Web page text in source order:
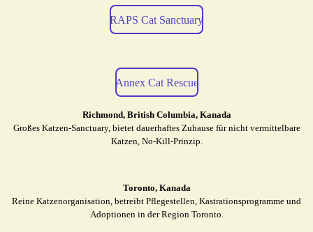
RAPS Cat Sanctuary
Annex Cat Rescue
Richmond, British Columbia, Kanada
Großes Katzen-Sanctuary, bietet dauerhaftes Zuhause für nicht vermittelbare
Katzen, No-Kill-Prinzip.
Toronto, Kanada
Reine Katzenorganisation, betreibt Pflegestellen, Kastrationsprogramme und
Adoptionen in der Region Toronto.